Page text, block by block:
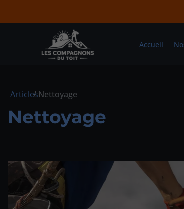
Accueil
ArticlesNettoyage
Nettoyage